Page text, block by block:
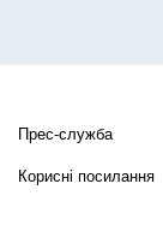
Прес-служба
Корисні посилання